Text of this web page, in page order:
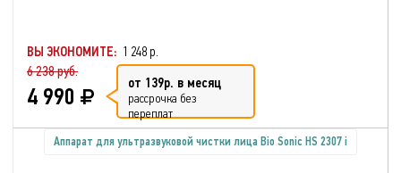
ВЫ ЭКОНОМИТЕ: 1 248 р.
6 238 руб.
4 990 от 139р. в месяц
рассрочка без
переплат
Аппарат для ультразвуковой чистки лица Bio Sonic HS 2307 i